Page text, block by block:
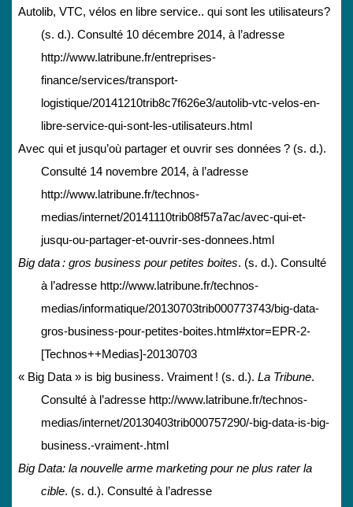
Autolib, VTC, vélos en libre service.. qui sont les utilisateurs?
(s. d.). Consulté 10 décembre 2014, à l’adresse
http://www.latribune.fr/entreprises-
finance/services/transport-
logistique/20141210trib8c7f626e3/autolib-vtc-velos-en-
libre-service-qui-sont-les-utilisateurs.html
Avec qui et jusqu’où partager et ouvrir ses données ? (s. d.).
Consulté 14 novembre 2014, à l’adresse
http://www.latribune.fr/technos-
medias/internet/20141110trib08f57a7ac/avec-qui-et-
jusqu-ou-partager-et-ouvrir-ses-donnees.html
Big data : gros business pour petites boites. (s. d.). Consulté
à l’adresse http://www.latribune.fr/technos-
medias/informatique/20130703trib000773743/big-data-
gros-business-pour-petites-boites.html#xtor=EPR-2-
[Technos++Medias]-20130703
« Big Data » is big business. Vraiment ! (s. d.). La Tribune.
Consulté à l’adresse http://www.latribune.fr/technos-
medias/internet/20130403trib000757290/-big-data-is-big-
business.-vraiment-.html
Big Data: la nouvelle arme marketing pour ne plus rater la
cible. (s. d.). Consulté à l’adresse